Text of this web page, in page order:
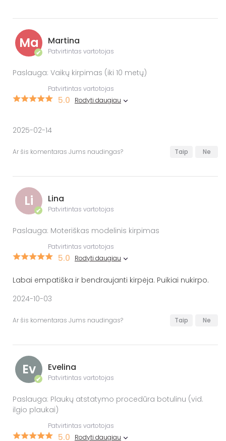
Ma
✔
Martina
Patvirtintas vartotojas
Paslauga: Vaikų kirpimas (iki 10 metų)
Patvirtintas vartotojas
5.0 Rodyti daugiau
2025-02-14
Ar šis komentaras Jums naudingas? Taip Ne
Li
✔
Lina
Patvirtintas vartotojas
Paslauga: Moteriškas modelinis kirpimas
Patvirtintas vartotojas
5.0 Rodyti daugiau
Labai empatiška ir bendraujanti kirpėja. Puikiai nukirpo.
2024-10-03
Ar šis komentaras Jums naudingas? Taip Ne
Ev
✔
Evelina
Patvirtintas vartotojas
Paslauga: Plaukų atstatymo procedūra botulinu (vid.
ilgio plaukai)
Patvirtintas vartotojas
5.0 Rodyti daugiau